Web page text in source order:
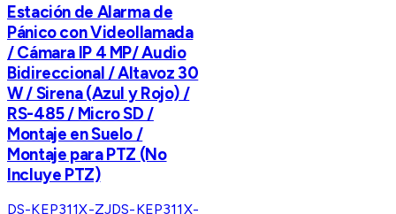
Estación de Alarma de
Pánico con Videollamada
/ Cámara IP 4 MP/ Audio
Bidireccional / Altavoz 30
W / Sirena (Azul y Rojo) /
RS-485 / Micro SD /
Montaje en Suelo /
Montaje para PTZ (No
Incluye PTZ)
DS-KEP311X-ZJDS-KEP311X-